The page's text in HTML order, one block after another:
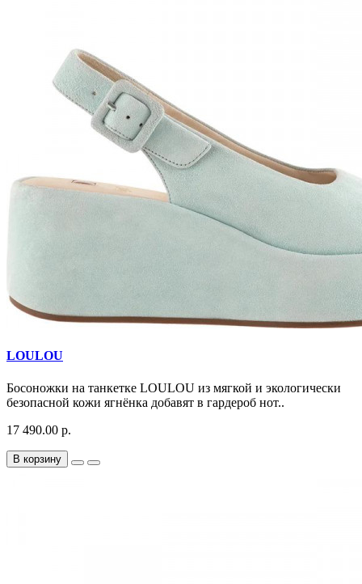
LOULOU
Босоножки на танкетке LOULOU из мягкой и экологически
безопасной кожи ягнёнка добавят в гардероб нот..
17 490.00 р.
В корзину